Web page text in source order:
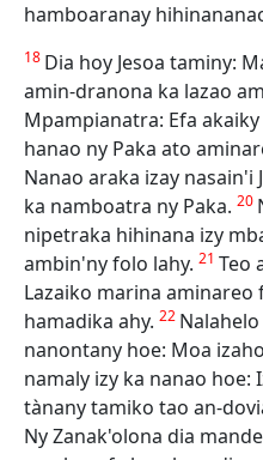
hamboaranay
18 Dia hoy Jesoa taminy:
amin-dranona ka lazao
Mpampianatra: Efa
hanao ny Paka ato
Nanao araka izay nasain'i
ka namboatra ny Paka. 20
nipetraka hihinana izy
ambin'ny folo lahy. 21 Teo
Lazaiko marina
hamadika ahy. 22
nanontany hoe: Moa
namaly izy ka nanao
tànany tamiko tao an-
Ny Zanak'olona dia